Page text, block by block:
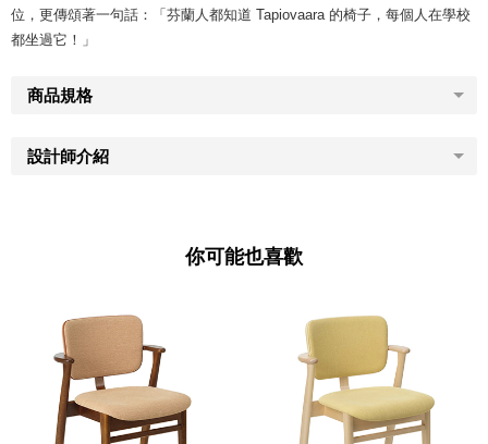
位，更傳頌著一句話：「芬蘭人都知道 Tapiovaara 的椅子，每個人在學校
都坐過它！」
商品規格
設計師介紹
你可能也喜歡